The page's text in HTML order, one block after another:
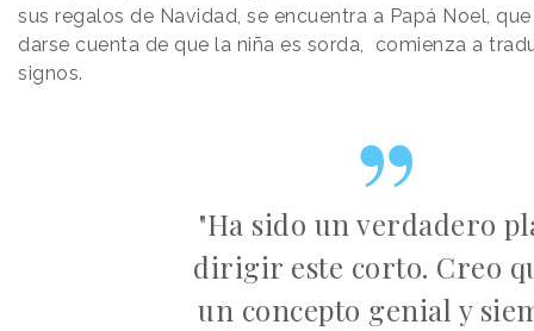
sus regalos de Navidad, se encuentra a Papá Noel,
darse cuenta de que la niña es sorda, comienza a
signos.
"Ha sido un verdadero
dirigir este corto. Creo
un concepto genial y